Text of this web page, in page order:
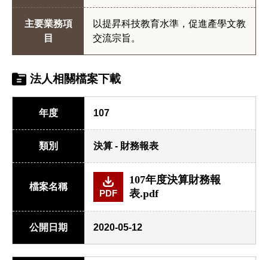
主要業務項
目
以提昇科技教育水準，促進產學文教
交流宗旨。
法人相關檔案下載
年度 107
類別 決算 - 財務報表
檔案名稱
PDF
107年度決算財務報
表.pdf
公開日期 2020-05-12